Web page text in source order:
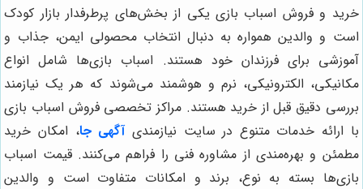
خرید و فروش اسباب بازی یکی از بخش‌های پرطرفدار بازار کودک
است و والدین همواره به دنبال انتخاب محصولی ایمن، جذاب و
آموزشی برای فرزندان خود هستند. اسباب بازی‌ها شامل انواع
مکانیکی، الکترونیکی، نرم و هوشمند می‌شوند که هر یک نیازمند
بررسی دقیق قبل از خرید هستند. مراکز تخصصی فروش اسباب بازی
با ارائه خدمات متنوع در سایت نیازمندیآگهی جا، امکان خرید
مطمئن و بهره‌مندی از مشاوره فنی را فراهم می‌کنند. قیمت اسباب
بازی‌ها بسته به نوع، برند و امکانات متفاوت است و والدین